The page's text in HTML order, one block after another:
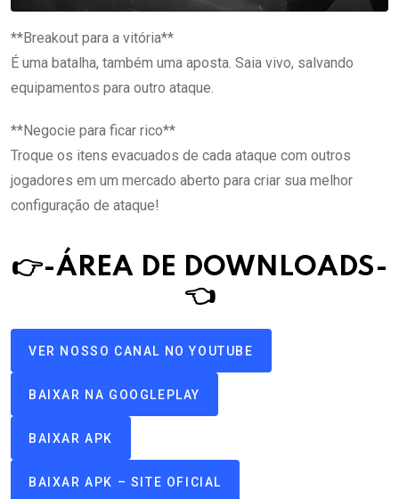
**Breakout para a vitória**
É uma batalha, também uma aposta. Saia vivo, salvando
equipamentos para outro ataque.
**Negocie para ficar rico**
Troque os itens evacuados de cada ataque com outros
jogadores em um mercado aberto para criar sua melhor
configuração de ataque!
👉-ÁREA DE DOWNLOADS-
👈
VER NOSSO CANAL NO YOUTUBE
BAIXAR NA GOOGLEPLAY
BAIXAR APK
BAIXAR APK – SITE OFICIAL